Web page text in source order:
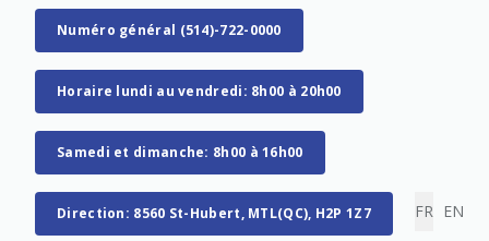
Numéro général (514)-722-0000
Horaire lundi au vendredi: 8h00 à 20h00
Samedi et dimanche: 8h00 à 16h00
Direction: 8560 St-Hubert, MTL(QC), H2P 1Z7 FR EN